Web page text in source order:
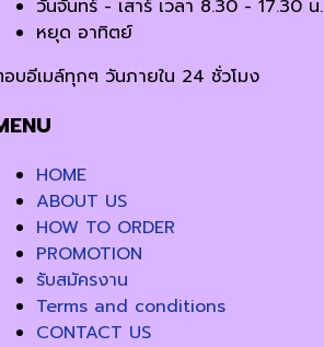
วันจันทร์ - เสาร์ เวลา 8.30 - 17.30 น.
หยุด อาทิตย์
บอีเมล์ทุกๆ วันภายใน 24 ชั่วโมง
HOME
ABOUT US
HOW TO ORDER
PROMOTION
รับสมัครงาน
Terms and conditions
CONTACT US